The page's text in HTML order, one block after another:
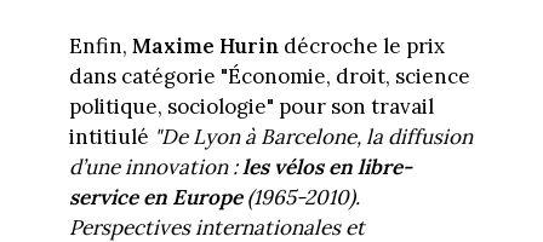
Enfin, Maxime Hurindécroche le prix
dans catégorie "Économie, droit, science
politique, sociologie" pour son travail
intitiulé "De Lyon à Barcelone, la diffusion
d’une innovation :les vélos en libre-
service en Europe(1965-2010).
Perspectives internationales et